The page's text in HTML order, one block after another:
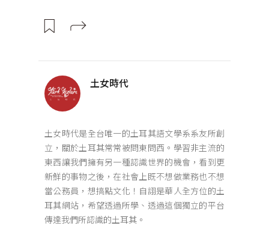
土女時代
土女時代是全台唯一的土耳其語文學系系友所創
立，關於土耳其常常被問東問西。學習非主流的
東西讓我們擁有另一種認識世界的機會，看到更
新鮮的事物之後，在社會上既不想做業務也不想
當公務員，想搞點文化！自詡是華人全方位的土
耳其網站，希望透過所學、透過這個獨立的平台
傳達我們所認識的土耳其。